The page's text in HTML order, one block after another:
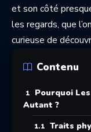
et son côté
les regards, que
curieuse de
Contenu
Pourquoi
Autant ?
Traits